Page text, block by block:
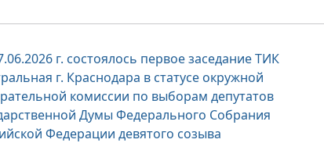
г. состоялось первое заседание ТИК
г. Краснодара в статусе окружной
комиссии по выборам депутатов
Думы Федерального Собрания
Федерации девятого созыва